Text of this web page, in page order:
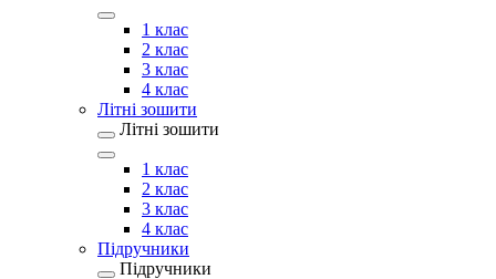
1 клас
2 клас
3 клас
4 клас
Літні зошити
Літні зошити
1 клас
2 клас
3 клас
4 клас
Підручники
Підручники